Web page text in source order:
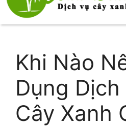
Khi Nào
Dụng Dịch
Cây Xanh